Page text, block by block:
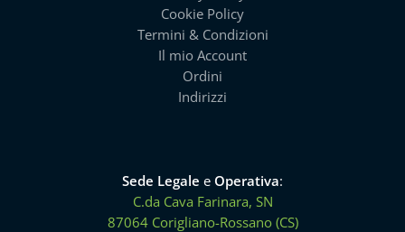
Cookie Policy
Termini & Condizioni
Il mio Account
Ordini
Indirizzi
Sede Legale e Operativa:
C.da Cava Farinara, SN
87064 Corigliano-Rossano (CS)